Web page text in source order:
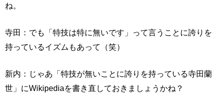
ね。
寺田：でも「特技は特に無いです」って言うことに誇りを
持っているイズムもあって（笑）
新内：じゃあ「特技が無いことに誇りを持っている寺田蘭
世」にWikipediaを書き直しておきましょうかね？